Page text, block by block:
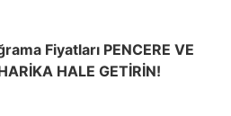
Fiyatları PENCERE VE
HALE GETİRİN!